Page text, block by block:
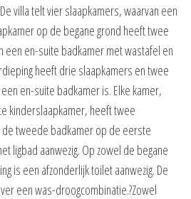
villa telt vier slaapkamers, waarvan een
op de begane grond heeft twee
en-suite badkamer met wastafel en
heeft drie slaapkamers en twee
en-suite badkamer is. Elke kamer,
kinderslaapkamer, heeft twee
tweede badkamer op de eerste
ligbad aanwezig. Op zowel de begane
is een afzonderlijk toilet aanwezig. De
een was-droogcombinatie.?Zowel